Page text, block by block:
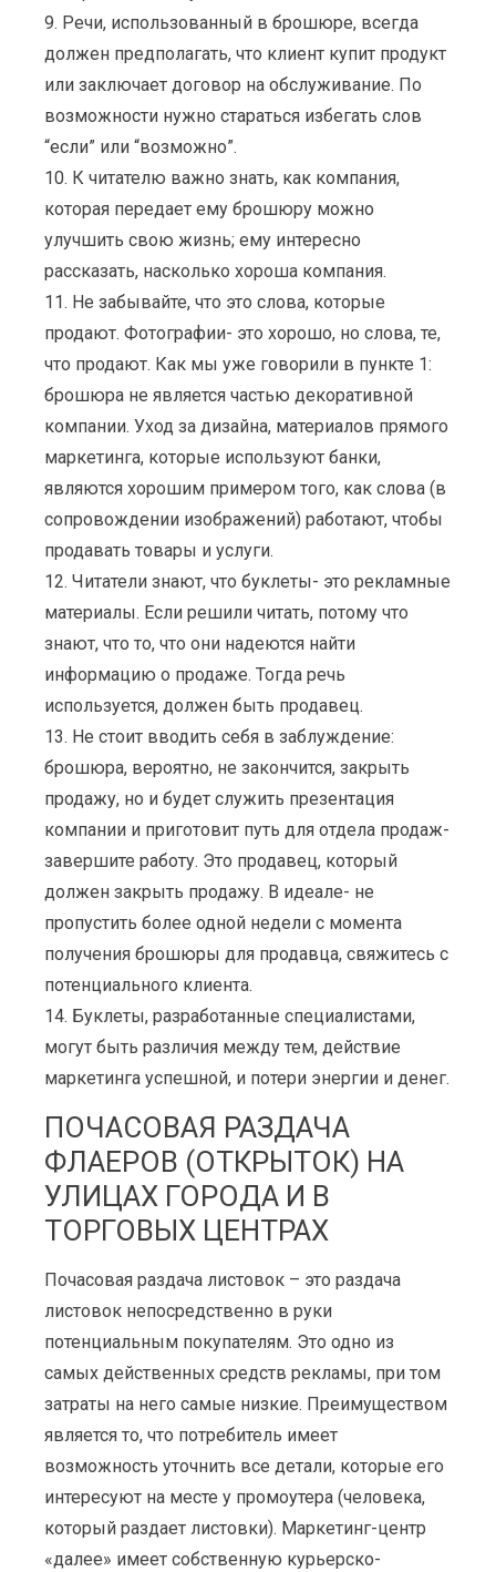
9. Речи, использованный в брошюре, всегда
должен предполагать, что клиент купит продукт
или заключает договор на обслуживание. По
возможности нужно стараться избегать слов
“если” или “возможно”.
10. К читателю важно знать, как компания,
которая передает ему брошюру можно
улучшить свою жизнь; ему интересно
рассказать, насколько хороша компания.
11. Не забывайте, что это слова, которые
продают. Фотографии- это хорошо, но слова, те,
что продают. Как мы уже говорили в пункте 1:
брошюра не является частью декоративной
компании. Уход за дизайна, материалов прямого
маркетинга, которые используют банки,
являются хорошим примером того, как слова (в
сопровождении изображений) работают, чтобы
продавать товары и услуги.
12. Читатели знают, что буклеты- это рекламные
материалы. Если решили читать, потому что
знают, что то, что они надеются найти
информацию о продаже. Тогда речь
используется, должен быть продавец.
13. Не стоит вводить себя в заблуждение:
брошюра, вероятно, не закончится, закрыть
продажу, но и будет служить презентация
компании и приготовит путь для отдела продаж-
завершите работу. Это продавец, который
должен закрыть продажу. В идеале- не
пропустить более одной недели с момента
получения брошюры для продавца, свяжитесь с
потенциального клиента.
14. Буклеты, разработанные специалистами,
могут быть различия между тем, действие
маркетинга успешной, и потери энергии и денег.
ПОЧАСОВАЯ РАЗДАЧА
ФЛАЕРОВ (ОТКРЫТОК) НА
УЛИЦАХ ГОРОДА И В
ТОРГОВЫХ ЦЕНТРАХ
Почасовая раздача листовок – это раздача
листовок непосредственно в руки
потенциальным покупателям. Это одно из
самых действенных средств рекламы, при том
затраты на него самые низкие. Преимуществом
является то, что потребитель имеет
возможность уточнить все детали, которые его
интересуют на месте у промоутера (человека,
который раздает листовки). Маркетинг-центр
«далее» имеет собственную курьерско-